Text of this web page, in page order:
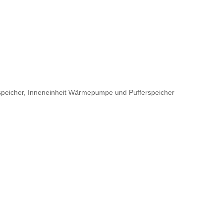
Inneneinheit Wärmepumpe und Pufferspeicher